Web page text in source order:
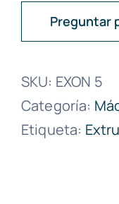
Preguntar
SKU: EXON 5
Categoría:
Etiqueta: